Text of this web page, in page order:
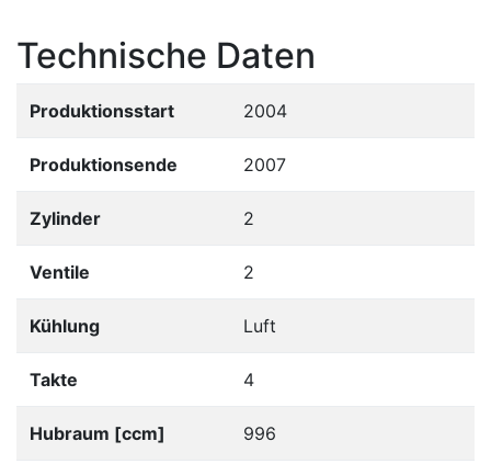
Technische Daten
Produktionsstart 2004
Produktionsende 2007
Zylinder 2
Ventile 2
Kühlung Luft
Takte 4
Hubraum [ccm] 996